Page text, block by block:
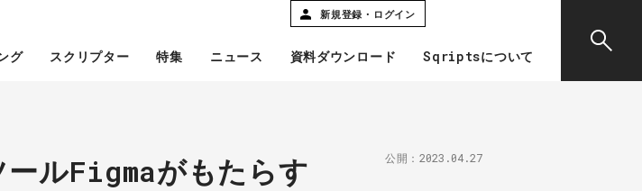
新規登録・ログイン
グ スクリプター 特集 ニュース 資料ダウンロード Sqriptsについて
ルFigmaがもたらす
公開：2023.04.27